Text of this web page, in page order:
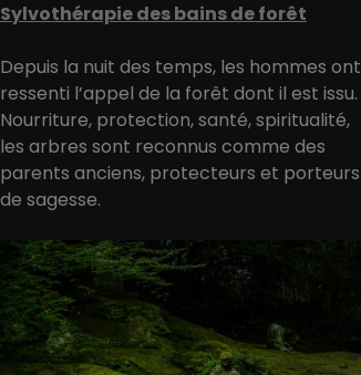
Sylvothérapie des bains de forêt
Depuis la nuit des temps, les hommes ont
ressenti l’appel de la forêt dont il est issu.
Nourriture, protection, santé, spiritualité,
les arbres sont reconnus comme des
parents anciens, protecteurs et porteurs
de sagesse.